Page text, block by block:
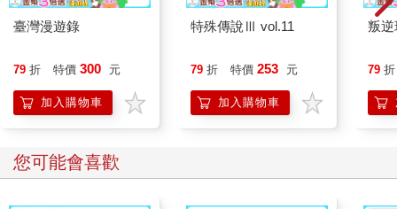
臺灣漫遊錄
79 折 特價 300 元
加入購物車
特殊傳說Ⅲ vol.11
79 折 特價 253 元
加入購物車
叛逆
79 折
您可能會喜歡